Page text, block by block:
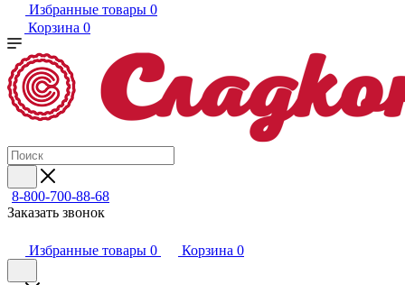
Избранные товары 0
Корзина 0
8-800-700-88-68
Заказать звонок
Избранные товары 0 Корзина 0